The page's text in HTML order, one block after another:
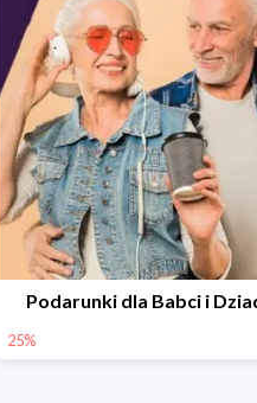
Podarunki dla Babci i
25%